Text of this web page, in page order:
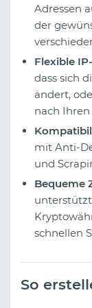
Adressen
der
Flexible
dass sich
ändert,
nach Ihren
mit Anti-
und
Bequeme
schnellen
So